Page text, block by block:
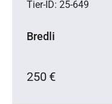
Tier-ID: 25-649
Bredli
250 €